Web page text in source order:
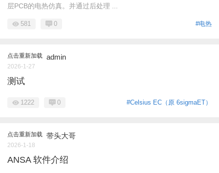
层PCB的电热仿真。并通过后处理 ...
#电热
581 0
点击重新加载 admin
2026-1-27
测试
#Celsius EC（原 6sigmaET）
1222 0
点击重新加载 带头大哥
2026-1-18
ANSA 软件介绍